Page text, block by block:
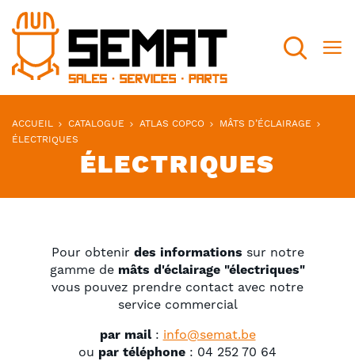
ACCUEIL CATALOGUE ATLAS COPCO
MÂTS D’ÉCLAIRAGE
ÉLECTRIQUES
ÉLECTRIQUES
Pour obtenir des informations sur notre
gamme de mâts d'éclairage "électriques"
vous pouvez prendre contact avec notre
service commercial
par mail: info@semat.be
ou par téléphone : 04 252 70 64